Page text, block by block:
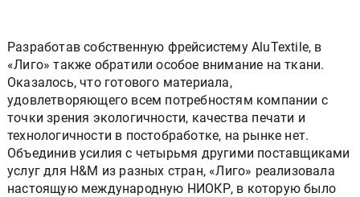
Разработав собственную фрейсистему AluTextile, в
«Лиго» также обратили особое внимание на ткани.
Оказалось, что готового материала,
удовлетворяющего всем потребностям компании с
точки зрения экологичности, качества печати и
технологичности в постобработке, на рынке нет.
Объединив усилия с четырьмя другими поставщиками
услуг для H&M из разных стран, «Лиго» реализовала
настоящую международную НИОКР, в которую было